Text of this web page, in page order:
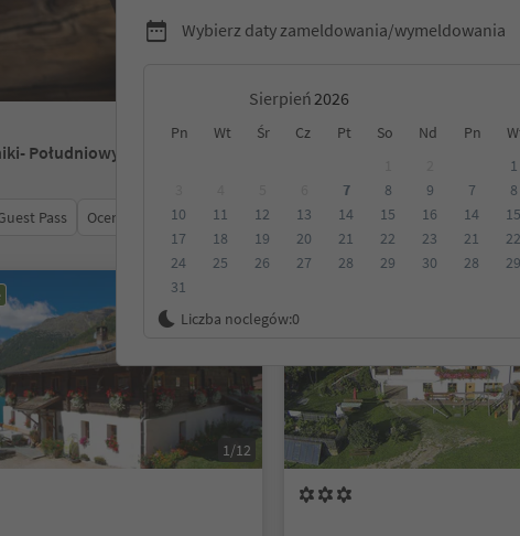
Wybierz daty zameldowania/wymeldowania
Sierpień
Pn Wt Śr Cz Pt So Nd Pn
7 8
9
10
11 12 13 14 15
16
17
18 19 20 21 22
23
24
25 26 27 28 29
30
31
1
7
8
14
15
21
22
28
29
Liczba noclegów:0
- Południowy Tyrol
Pass Ocena Kategoria Opcje wyżywienia Ekologiczne
1/12